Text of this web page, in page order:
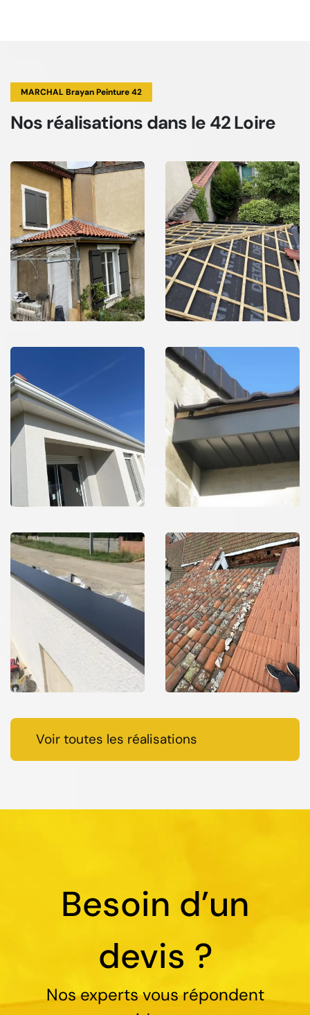
MARCHAL Brayan Peinture 42
Nos réalisations dans le 42 Loire
Voir toutes les réalisations
Besoin d’un
devis ?
Nos experts vous répondent